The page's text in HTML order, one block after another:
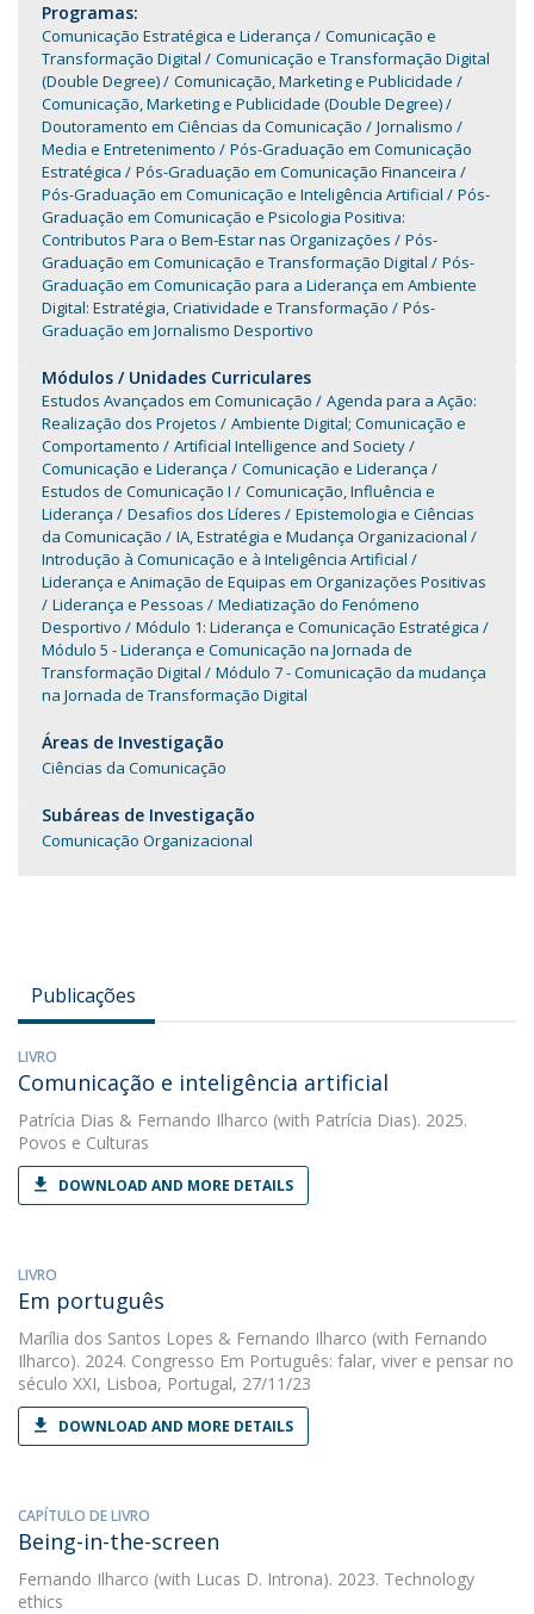
Programas:
Comunicação Estratégica e Liderança
Comunicação e
Transformação Digital
Comunicação e Transformação Digital
(Double Degree)
Comunicação, Marketing e Publicidade
Comunicação, Marketing e Publicidade (Double Degree)
Doutoramento em Ciências da Comunicação
Jornalismo
Media e Entretenimento
Pós-Graduação em Comunicação
Estratégica
Pós-Graduação em Comunicação Financeira
Pós-Graduação em Comunicação e Inteligência Artificial
Pós-
Graduação em Comunicação e Psicologia Positiva:
Contributos Para o Bem-Estar nas Organizações
Pós-
Graduação em Comunicação e Transformação Digital
Pós-
Graduação em Comunicação para a Liderança em Ambiente
Digital: Estratégia, Criatividade e Transformação
Pós-
Graduação em Jornalismo Desportivo
Módulos / Unidades Curriculares
Estudos Avançados em Comunicação
Agenda para a Ação:
Realização dos Projetos
Ambiente Digital; Comunicação e
Comportamento
Artificial Intelligence and Society
Comunicação e Liderança
Comunicação e Liderança
Estudos de Comunicação I
Comunicação, Influência e
Liderança
Desafios dos Líderes
Epistemologia e Ciências
da Comunicação
IA, Estratégia e Mudança Organizacional
Introdução à Comunicação e à Inteligência Artificial
Liderança e Animação de Equipas em Organizações Positivas
Liderança e Pessoas
Mediatização do Fenómeno
Desportivo
Módulo 1: Liderança e Comunicação Estratégica
Módulo 5 - Liderança e Comunicação na Jornada de
Transformação Digital
Módulo 7 - Comunicação da mudança
na Jornada de Transformação Digital
Áreas de Investigação
Ciências da Comunicação
Subáreas de Investigação
Comunicação Organizacional
Publicações
LIVRO
Comunicação e inteligência artificial
Patrícia Dias & Fernando Ilharco (with Patrícia Dias). 2025.
Povos e Culturas
DOWNLOAD AND MORE DETAILS
LIVRO
Em português
Marília dos Santos Lopes & Fernando Ilharco (with Fernando
Ilharco). 2024. Congresso Em Português: falar, viver e pensar no
século XXI, Lisboa, Portugal, 27/11/23
DOWNLOAD AND MORE DETAILS
CAPÍTULO DE LIVRO
Being-in-the-screen
Fernando Ilharco (with Lucas D. Introna). 2023. Technology
ethics